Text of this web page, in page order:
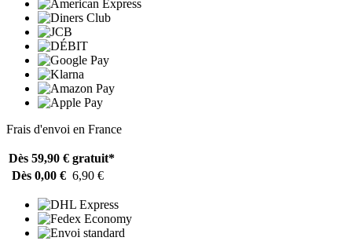
Frais d'envoi en France
Dès 59,90 € gratuit*
Dès 0,00 € 6,90 €